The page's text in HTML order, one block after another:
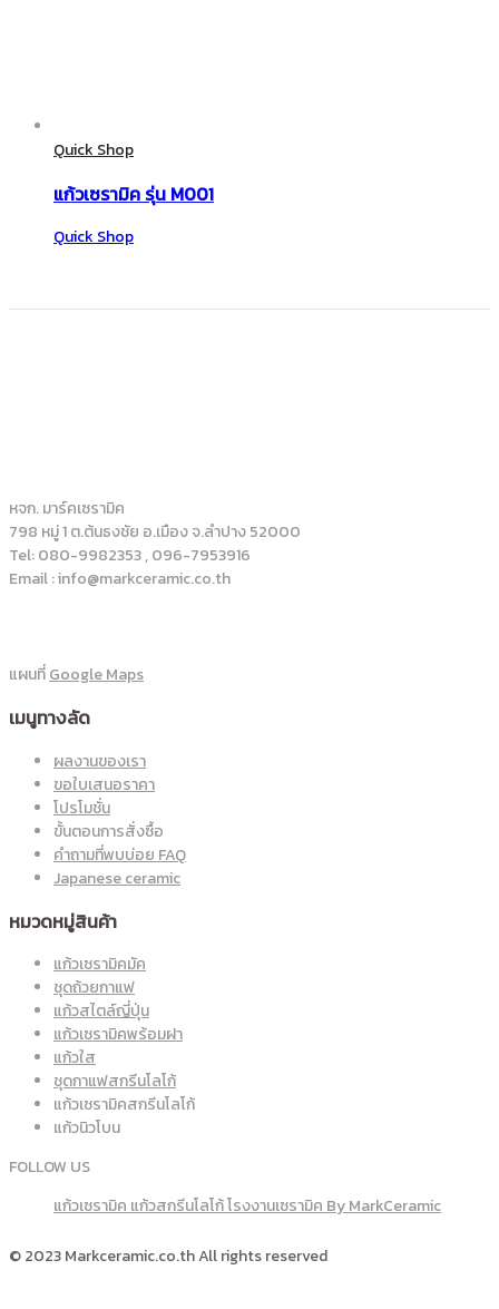
Quick Shop
แก้วเซรามิค รุ่น M001
Quick Shop
หจก. มาร์คเซรามิค
798 หมู่ 1 ต.ต้นธงชัย อ.เมือง จ.ลำปาง 52000
Tel: 080-9982353 , 096-7953916
Email : info@markceramic.co.th
แผนที่Google Maps
เมนูทางลัด
ผลงานของเรา
ขอใบเสนอราคา
โปรโมชั่น
ขั้นตอนการสั่งซื้อ
คำถามที่พบบ่อย FAQ
Japanese ceramic
หมวดหมู่สินค้า
แก้วเซรามิคมัค
ชุดถ้วยกาแฟ
แก้วสไตล์ญี่ปุ่น
แก้วเซรามิคพร้อมฝา
แก้วใส
ชุดกาแฟสกรีนโลโก้
แก้วเซรามิคสกรีนโลโก้
แก้วนิวโบน
FOLLOW US
แก้วเซรามิค แก้วสกรีนโลโก้ โรงงานเซรามิค By MarkCeramic
© 2023 Markceramic.co.th All rights reserved